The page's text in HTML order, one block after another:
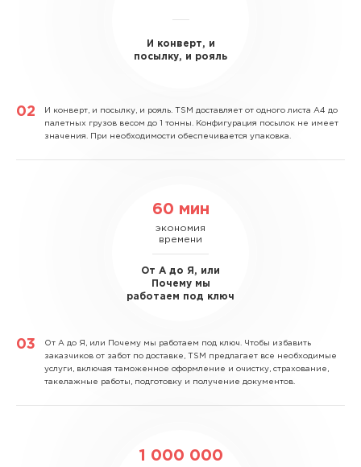
И конверт, и
посылку, и рояль
И конверт, и посылку, и рояль. TSM доставляет от одного листа А4 до
палетных грузов весом до 1 тонны. Конфигурация посылок не имеет
значения. При необходимости обеспечивается упаковка.
60 мин
экономия
времени
От А до Я, или
Почему мы
работаем под ключ
От А до Я, или Почему мы работаем под ключ. Чтобы избавить
заказчиков от забот по доставке, TSM предлагает все необходимые
услуги, включая таможенное оформление и очистку, страхование,
такелажные работы, подготовку и получение документов.
1 000 000